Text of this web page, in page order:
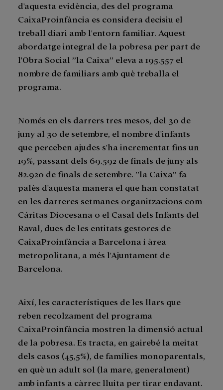
d'aquesta evidència, des del programa
CaixaProinfància es considera decisiu el
treball diari amb l'entorn familiar. Aquest
abordatge integral de la pobresa per part de
l'Obra Social ”la Caixa” eleva a 195.557 el
nombre de familiars amb què treballa el
programa.
Només en els darrers tres mesos, del 30 de
juny al 30 de setembre, el nombre d'infants
que perceben ajudes s'ha incrementat fins un
19%, passant dels 69.592 de finals de juny als
82.920 de finals de setembre. ”la Caixa” fa
palès d'aquesta manera el que han constatat
en les darreres setmanes organitzacions com
Cáritas Diocesana o el Casal dels Infants del
Raval, dues de les entitats gestores de
CaixaProinfància a Barcelona i àrea
metropolitana, a més l'Ajuntament de
Barcelona.
Així, les característiques de les llars que
reben recolzament del programa
CaixaProinfància mostren la dimensió actual
de la pobresa. Es tracta, en gairebé la meitat
dels casos (45,5%), de famílies monoparentals,
en què un adult sol (la mare, generalment)
amb infants a càrrec lluita per tirar endavant.